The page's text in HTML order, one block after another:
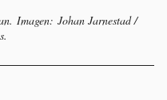
Imagen: Johan Jarnestad /